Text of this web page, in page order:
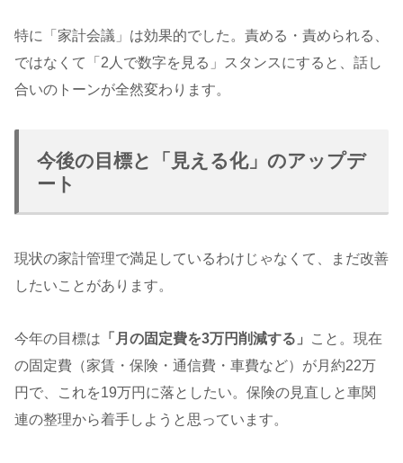
特に「家計会議」は効果的でした。責める・責められる、
ではなくて「2人で数字を見る」スタンスにすると、話し
合いのトーンが全然変わります。
今後の目標と「見える化」のアップデ
ート
現状の家計管理で満足しているわけじゃなくて、まだ改善
したいことがあります。
今年の目標は 「月の固定費を3万円削減する」
こと。現在
の固定費（家賃・保険・通信費・車費など）が月約22万
円で、これを19万円に落としたい。保険の見直しと車関
連の整理から着手しようと思っています。